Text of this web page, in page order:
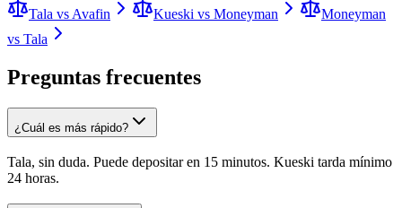
Tala vs Avafin Kueski vs Moneyman
Moneyman
vs Tala
Preguntas frecuentes
¿Cuál es más rápido?
Tala, sin duda. Puede depositar en 15 minutos. Kueski tarda mínimo
24 horas.